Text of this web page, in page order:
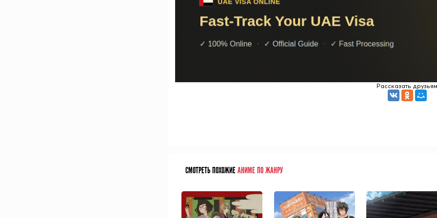
Рассказать друзьям
СМОТРЕТЬ ПОХОЖИЕАНИМЕ ПО ЖАНРУ